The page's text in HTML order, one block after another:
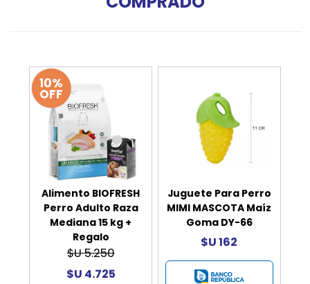
10%
OFF
Alimento BIOFRESH
Perro Adulto Raza
Mediana 15 kg +
Regalo
$U 5.250
$U 4.725
Juguete Para Perro
MIMI MASCOTA Maíz
Goma DY-66
$U 162